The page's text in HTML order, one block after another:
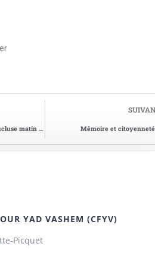
Article de presse – Vaucluse matin du 06/11/2015 Mémoire et
YAD VASHEM (CFYV)
Picquet